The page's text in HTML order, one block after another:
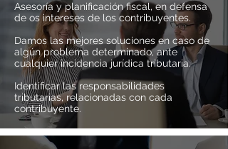
Asesoría y planificación fiscal, en defensa
de os intereses de los contribuyentes.
Damos las mejores soluciones en caso de
algún problema determinado, ante
cualquier incidencia jurídica tributaria.
Identificar las responsabilidades
tributarias, relacionadas con cada
contribuyente.